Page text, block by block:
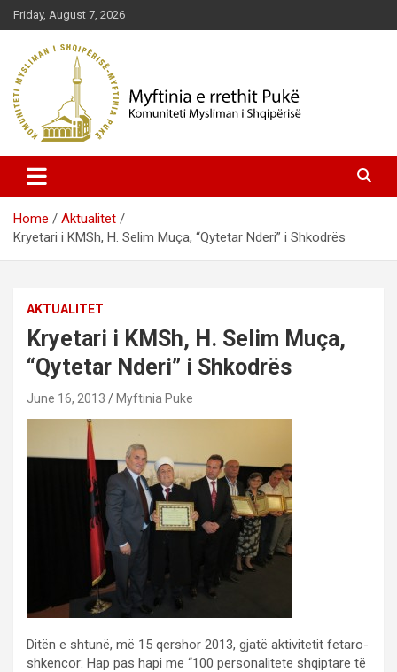
Skip
to
content
Friday, August 7, 2026
Myftinia Pukë | Faqja Zyrtare
Home
Aktualitet
Kryetari i KMSh, H. Selim Muça, “Qytetar Nderi” i Shkodrës
AKTUALITET
Kryetari i KMSh, H. Selim Muça,
“Qytetar Nderi” i Shkodrës
June 16, 2013 Myftinia Puke
Ditën e shtunë, më 15 qershor 2013, gjatë aktivitetit fetaro-
shkencor: Hap pas hapi me “100 personalitete shqiptare të